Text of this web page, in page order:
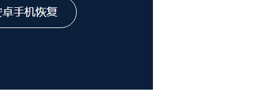
MAC版下载